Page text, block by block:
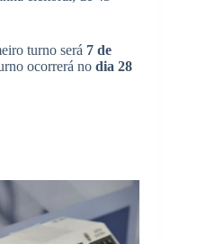
turno será 7 de
ocorrerá no dia 28